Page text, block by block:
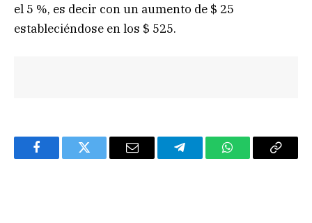
el 5 %, es decir con un aumento de $ 25
estableciéndose en los $ 525.
FacebookTwitter Email TelegramWhatsAppCopy